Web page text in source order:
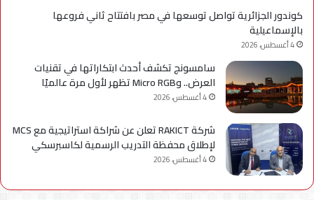
كوندور الجزائرية تواصل توسعها في مصر بافتتاح ثاني فروعها
بالإسماعيلية
4 أغسطس، 2026
سامسونج تكشف أحدث ابتكاراتها في تقنيات
العرض.. وMicro RGB تظهر لأول مرة عالميًا
4 أغسطس، 2026
شركة RAKICT تعلن عن شراكة استراتيجية مع MCS
لإطلاق محفظة التدريب الرسمية لكاسبرسكي
4 أغسطس، 2026